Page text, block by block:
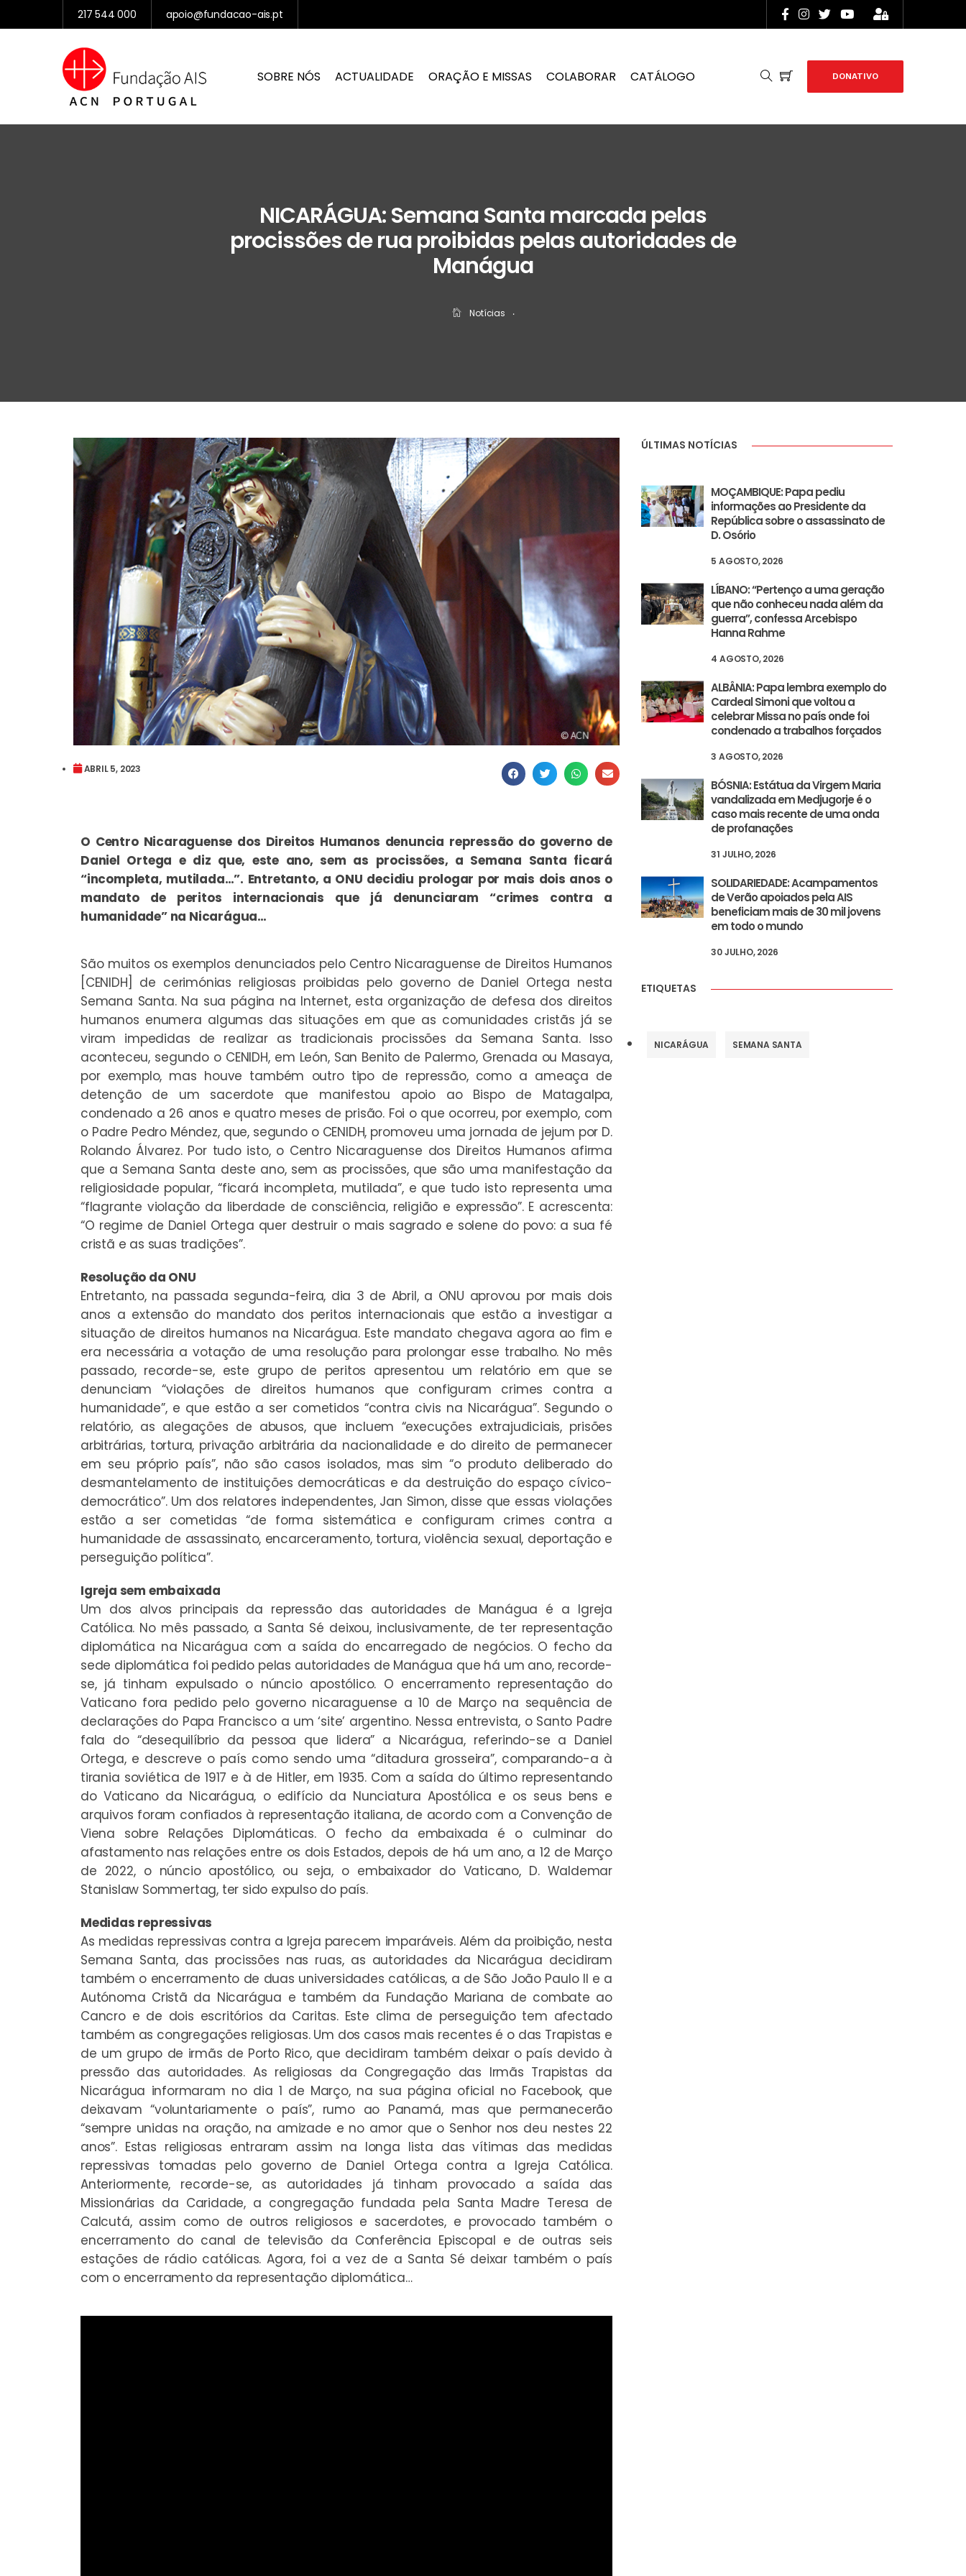
217 544 000 apoio@fundacao-ais.pt
SOBRE NÓS ACTUALIDADE ORAÇÃO E MISSAS COLABORAR CATÁLOGO DONATIVO
NICARÁGUA: Semana Santa marcada pelas
procissões de rua proibidas pelas autoridades de
Manágua
Notícias ‧
ABRIL 5, 2023
O Centro Nicaraguense dos Direitos Humanos denuncia repressão do governo de
Daniel Ortega e diz que, este ano, sem as procissões, a Semana Santa ficará
“incompleta, mutilada…”. Entretanto, a ONU decidiu prologar por mais dois anos o
mandato de peritos internacionais que já denunciaram “crimes contra a
humanidade” na Nicarágua…
São muitos os exemplos denunciados pelo Centro Nicaraguense de Direitos Humanos
[CENIDH] de cerimónias religiosas proibidas pelo governo de Daniel Ortega nesta
Semana Santa. Na sua página na Internet, esta organização de defesa dos direitos
humanos enumera algumas das situações em que as comunidades cristãs já se
viram impedidas de realizar as tradicionais procissões da Semana Santa. Isso
aconteceu, segundo o CENIDH, em León, San Benito de Palermo, Grenada ou Masaya,
por exemplo, mas houve também outro tipo de repressão, como a ameaça de
detenção de um sacerdote que manifestou apoio ao Bispo de Matagalpa,
condenado a 26 anos e quatro meses de prisão. Foi o que ocorreu, por exemplo, com
o Padre Pedro Méndez, que, segundo o CENIDH, promoveu uma jornada de jejum por D.
Rolando Álvarez. Por tudo isto, o Centro Nicaraguense dos Direitos Humanos afirma
que a Semana Santa deste ano, sem as procissões, que são uma manifestação da
religiosidade popular, “ficará incompleta, mutilada”, e que tudo isto representa uma
“flagrante violação da liberdade de consciência, religião e expressão”. E acrescenta:
“O regime de Daniel Ortega quer destruir o mais sagrado e solene do povo: a sua fé
cristã e as suas tradições”.
Resolução da ONU
Entretanto, na passada segunda-feira, dia 3 de Abril, a ONU aprovou por mais dois
anos a extensão do mandato dos peritos internacionais que estão a investigar a
situação de direitos humanos na Nicarágua. Este mandato chegava agora ao fim e
era necessária a votação de uma resolução para prolongar esse trabalho. No mês
passado, recorde-se, este grupo de peritos apresentou um relatório em que se
denunciam “violações de direitos humanos que configuram crimes contra a
humanidade”, e que estão a ser cometidos “contra civis na Nicarágua”. Segundo o
relatório, as alegações de abusos, que incluem “execuções extrajudiciais, prisões
arbitrárias, tortura, privação arbitrária da nacionalidade e do direito de permanecer
em seu próprio país”, não são casos isolados, mas sim “o produto deliberado do
desmantelamento de instituições democráticas e da destruição do espaço cívico-
democrático”. Um dos relatores independentes, Jan Simon, disse que essas violações
estão a ser cometidas “de forma sistemática e configuram crimes contra a
humanidade de assassinato, encarceramento, tortura, violência sexual, deportação e
perseguição política”.
Igreja sem embaixada
Um dos alvos principais da repressão das autoridades de Manágua é a Igreja
Católica. No mês passado, a Santa Sé deixou, inclusivamente, de ter representação
diplomática na Nicarágua com a saída do encarregado de negócios. O fecho da
sede diplomática foi pedido pelas autoridades de Manágua que há um ano, recorde-
se, já tinham expulsado o núncio apostólico. O encerramento representação do
Vaticano fora pedido pelo governo nicaraguense a 10 de Março na sequência de
declarações do Papa Francisco a um ‘site’ argentino. Nessa entrevista, o Santo Padre
fala do “desequilíbrio da pessoa que lidera” a Nicarágua, referindo-se a Daniel
Ortega, e descreve o país como sendo uma “ditadura grosseira”, comparando-a à
tirania soviética de 1917 e à de Hitler, em 1935. Com a saída do último representando
do Vaticano da Nicarágua, o edifício da Nunciatura Apostólica e os seus bens e
arquivos foram confiados à representação italiana, de acordo com a Convenção de
Viena sobre Relações Diplomáticas. O fecho da embaixada é o culminar do
afastamento nas relações entre os dois Estados, depois de há um ano, a 12 de Março
de 2022, o núncio apostólico, ou seja, o embaixador do Vaticano, D. Waldemar
Stanislaw Sommertag, ter sido expulso do país.
Medidas repressivas
As medidas repressivas contra a Igreja parecem imparáveis. Além da proibição, nesta
Semana Santa, das procissões nas ruas, as autoridades da Nicarágua decidiram
também o encerramento de duas universidades católicas, a de São João Paulo II e a
Autónoma Cristã da Nicarágua e também da Fundação Mariana de combate ao
Cancro e de dois escritórios da Caritas. Este clima de perseguição tem afectado
também as congregações religiosas. Um dos casos mais recentes é o das Trapistas e
de um grupo de irmãs de Porto Rico, que decidiram também deixar o país devido à
pressão das autoridades. As religiosas da Congregação das Irmãs Trapistas da
Nicarágua informaram no dia 1 de Março, na sua página oficial no Facebook, que
deixavam “voluntariamente o país”, rumo ao Panamá, mas que permanecerão
“sempre unidas na oração, na amizade e no amor que o Senhor nos deu nestes 22
anos”. Estas religiosas entraram assim na longa lista das vítimas das medidas
repressivas tomadas pelo governo de Daniel Ortega contra a Igreja Católica.
Anteriormente, recorde-se, as autoridades já tinham provocado a saída das
Missionárias da Caridade, a congregação fundada pela Santa Madre Teresa de
Calcutá, assim como de outros religiosos e sacerdotes, e provocado também o
encerramento do canal de televisão da Conferência Episcopal e de outras seis
estações de rádio católicas. Agora, foi a vez de a Santa Sé deixar também o país
com o encerramento da representação diplomática…
ÚLTIMAS NOTÍCIAS
MOÇAMBIQUE: Papa pediu
informações ao Presidente da
República sobre o assassinato de
D. Osório
5 AGOSTO, 2026
LÍBANO: “Pertenço a uma geração
que não conheceu nada além da
guerra”, confessa Arcebispo
Hanna Rahme
4 AGOSTO, 2026
ALBÂNIA: Papa lembra exemplo do
Cardeal Simoni que voltou a
celebrar Missa no país onde foi
condenado a trabalhos forçados
3 AGOSTO, 2026
BÓSNIA: Estátua da Virgem Maria
vandalizada em Medjugorje é o
caso mais recente de uma onda
de profanações
31 JULHO, 2026
SOLIDARIEDADE: Acampamentos
de Verão apoiados pela AIS
beneficiam mais de 30 mil jovens
em todo o mundo
30 JULHO, 2026
ETIQUETAS
NICARÁGUA SEMANA SANTA